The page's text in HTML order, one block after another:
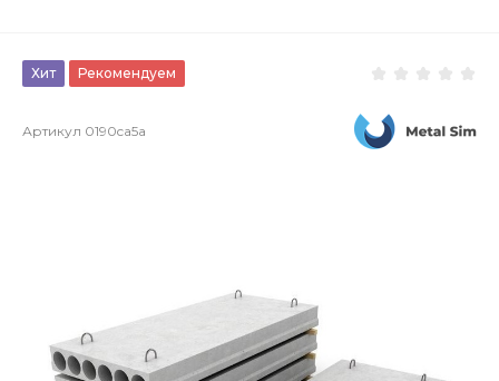
Хит Рекомендуем
Артикул 0190ca5a